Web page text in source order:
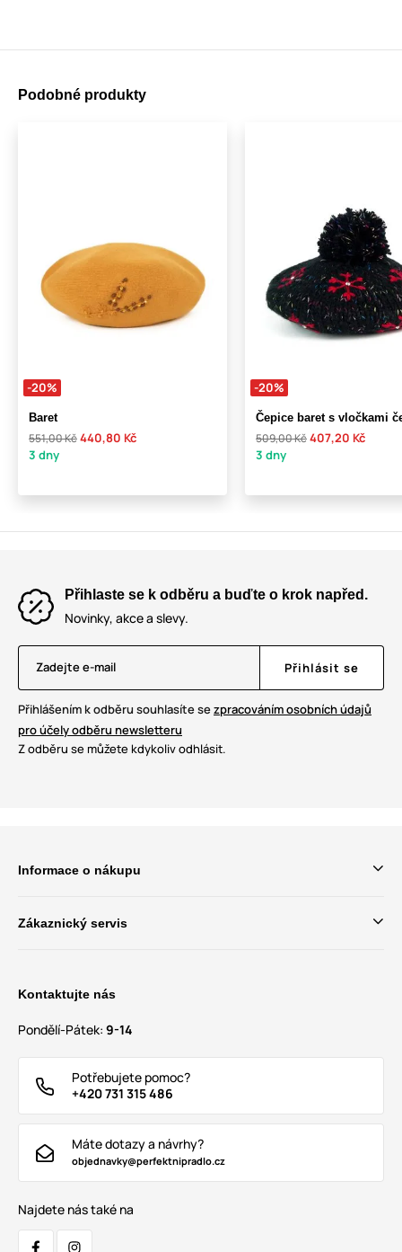
Podobné produkty
-20%
Baret
551,00 Kč440,80 Kč
3 dny
-20%
Čepice baret s vločkami
509,00 Kč407,20 Kč
3 dny
Přihlaste se k odběru a buďte o krok napřed.
Novinky, akce a slevy.
Zadejte e-mail Přihlásit se
Přihlášením k odběru souhlasíte sezpracováním osobních údajů
pro účely odběru newsletteru
Z odběru se můžete kdykoliv odhlásit.
Informace o nákupu
Zákaznický servis
Kontaktujte nás
Pondělí-Pátek: 9-14
Potřebujete pomoc?
+420 731 315 486
Máte dotazy a návrhy?
objednavky@perfektnipradlo.cz
Najdete nás také na